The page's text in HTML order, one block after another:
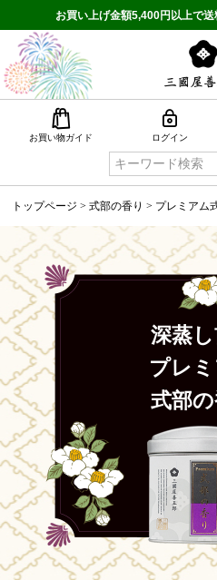
お買い上げ金額5,400円以上で送
お買い物ガイド ログイン
トップページ 式部の香り プレミアム
深蒸
プレ
式部の